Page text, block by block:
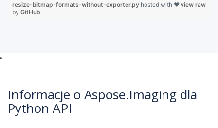
view raw
resize-bitmap-formats-without-exporter.py hosted with ❤
by GitHub
Informacje o Aspose.Imaging dla
Python API